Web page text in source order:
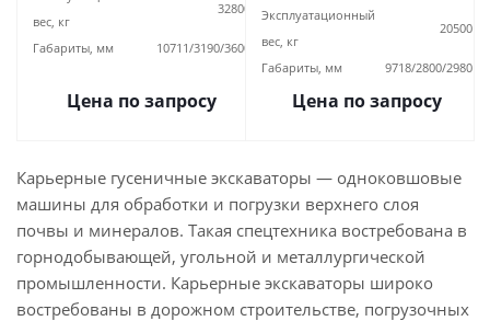
вес, кг
32800
Габариты, мм 10711/3190/3600
Цена по запросу
Эксплуатационный
вес, кг
20500
Габариты, мм 9718/2800/2980
Цена по запросу
Карьерные гусеничные экскаваторы — одноковшовые
машины для обработки и погрузки верхнего слоя
почвы и минералов. Такая спецтехника востребована в
горнодобывающей, угольной и металлургической
промышленности. Карьерные экскаваторы широко
востребованы в дорожном строительстве, погрузочных